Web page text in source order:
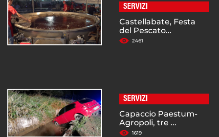
SERVIZI
Castellabate, Festa
del Pescato...
2461
SERVIZI
Capaccio Paestum-
Agropoli, tre ...
1619